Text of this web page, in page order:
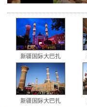
新疆国际大巴扎
新疆国际大巴扎